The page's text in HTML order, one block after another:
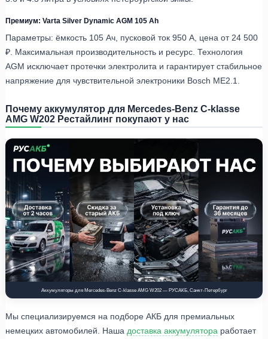
Премиум: Varta Silver Dynamic AGM 105 Ah
Параметры: ёмкость 105 Ач, пусковой ток 950 А, цена от 24 500
₽. Максимальная производительность и ресурс. Технология
AGM исключает протечки электролита и гарантирует стабильное
напряжение для чувствительной электроники Bosch ME2.1.
Почему аккумулятор для Mercedes-Benz C-klasse
AMG W202 Рестайлинг покупают у нас
Аккумуляторы для Mercedes-Benz C-klasse AMG W202 — РУСАКБ, Санкт-Петербург
Мы специализируемся на подборе АКБ для премиальных
немецких автомобилей. Наша доставка аккумулятора работает